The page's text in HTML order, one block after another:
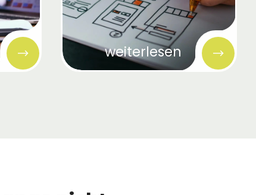
weiterlesen